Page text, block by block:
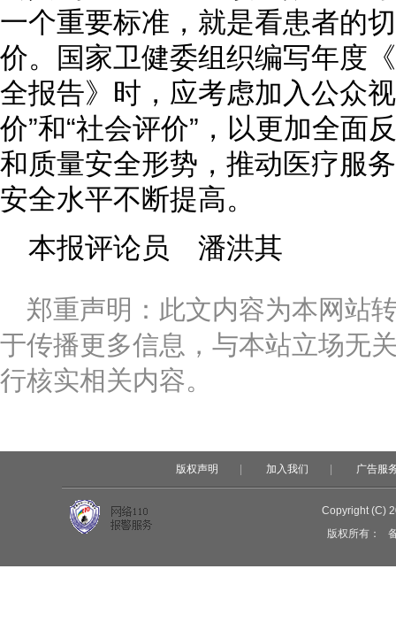
一个重要标准，就是看患者的
价。国家卫健委组织编写年度
全报告》时，应考虑加入公众
价”和“社会评价”，以更加全面
和质量安全形势，推动医疗服
安全水平不断提高。
本报评论员 潘洪其
郑重声明：此文内容为本网站
于传播更多信息，与本站立场无
行核实相关内容。
版权声明 加入我们 广告服
Copyright (C)
版权所有：